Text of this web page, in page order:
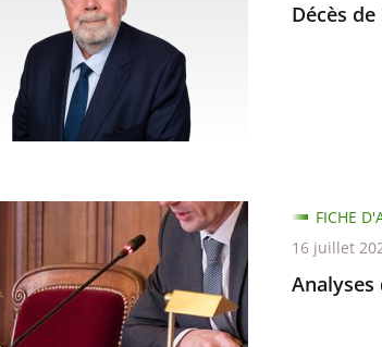
Décès
FICHE
16 juillet